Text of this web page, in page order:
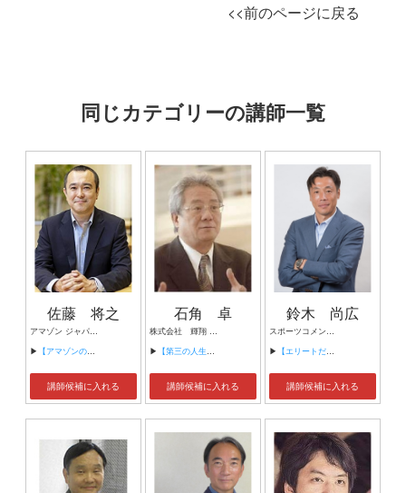
<<前のページに戻る
同じカテゴリーの講師一覧
佐藤 将之
アマゾン ジャパン立ち上げメンバー 元Fulfillment Center Sr. Operation Manager/GM/Directors エバーグローイングパートナーズ株式会社 代表取締役 事業成長支援アドバイザー
▶ 【アマゾンの会議術〜ジェフ・ベゾスが生んだマネジメントの技法〜】
講師候補に入れる
石角 卓
株式会社 輝翔 代表取締役 新規事業企画家 シニアマーケット開発専門コンサルタント
▶ 【第三の人生 新しいシニアの人生】
講師候補に入れる
鈴木 尚広
スポーツコメンテーター 元プロ野球選手
▶ 【エリートだらけの中で輝くために～己を知り、己を磨く～】
講師候補に入れる